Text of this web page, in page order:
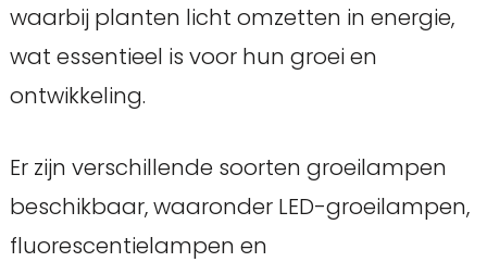
waarbij planten licht omzetten in energie,
wat essentieel is voor hun groei en
ontwikkeling.
Er zijn verschillende soorten groeilampen
beschikbaar, waaronder LED-groeilampen,
fluorescentielampen en